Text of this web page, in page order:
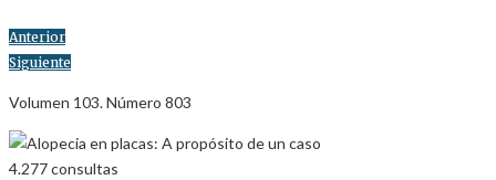
Anterior
Siguiente
Volumen 103. Número 803
4.277consultas